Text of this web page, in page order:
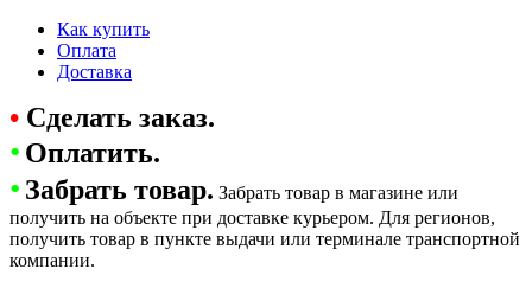
Как купить
Оплата
Доставка
• Сделать заказ.
• Оплатить.
• Забрать товар. Забрать товар в магазине или
получить на объекте при доставке курьером. Для регионов,
получить товар в пункте выдачи или терминале транспортной
компании.